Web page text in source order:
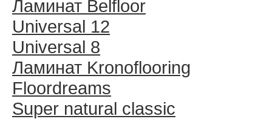
Ламинат Belfloor
Universal 12
Universal 8
Ламинат Kronoflooring
Floordreams
Super natural classic